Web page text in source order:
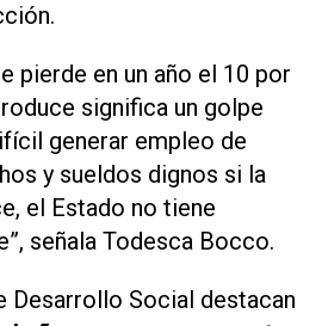
pierde en un año el 10 por
significa un golpe
generar empleo de
y sueldos dignos si la
el Estado no tiene
señala Todesca Bocco.
Desarrollo Social destacan